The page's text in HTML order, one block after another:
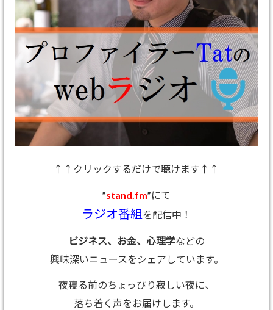
↑↑クリックするだけで聴けます↑↑
”stand.fm”にて
ラジオ番組を配信中！
ビジネス、お金、心理学などの
興味深いニュースをシェアしています。
夜寝る前のちょっぴり寂しい夜に、
落ち着く声をお届けします。